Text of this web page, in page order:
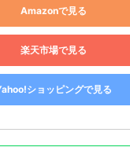
Amazonで見る
楽天市場で見る
ショッピングで見る